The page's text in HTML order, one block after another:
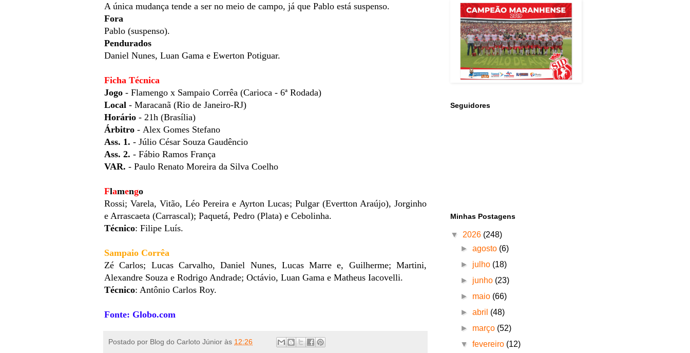
A única mudança tende a ser no meio de campo, já que Pablo está suspenso.
Fora
Pablo (suspenso).
Pendurados
Daniel Nunes, Luan Gama e Ewerton Potiguar.
Ficha Técnica
Jogo - Flamengo x Sampaio Corrêa (Carioca - 6ª Rodada)
Local - Maracanã (Rio de Janeiro-RJ)
Horário - 21h (Brasília)
Árbitro - Alex Gomes Stefano
Ass. 1. - Júlio César Souza Gaudêncio
Ass. 2. - Fábio Ramos França
VAR. - Paulo Renato Moreira da Silva Coelho
Flamengo
Rossi; Varela, Vitão, Léo Pereira e Ayrton Lucas; Pulgar (Evertton Araújo), Jorginho
e Arrascaeta (Carrascal); Paquetá, Pedro (Plata) e Cebolinha.
Técnico: Filipe Luís.
Sampaio Corrêa
Zé Carlos; Lucas Carvalho, Daniel Nunes, Lucas Marre e, Guilherme; Martini,
Alexandre Souza e Rodrigo Andrade; Octávio, Luan Gama e Matheus Iacovelli.
Técnico: Antônio Carlos Roy.
Fonte: Globo.com
Postado por Blog do Carloto Júnior às 12:26
Seguidores
Minhas Postagens
▼ 2026 (248)
►agosto (6)
► julho (18)
► junho (23)
► maio (66)
►abril (48)
► março (52)
▼fevereiro (12)